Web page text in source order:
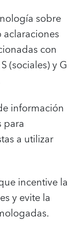
sobre
aclaraciones
con
(sociales) y G
información
para
a utilizar
incentive la
y evite la